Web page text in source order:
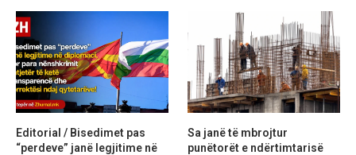
Editorial / Bisedimet pas
“perdeve” janë legjitime në
Sa janë të mbrojtur
punëtorët e ndërtimtarisë